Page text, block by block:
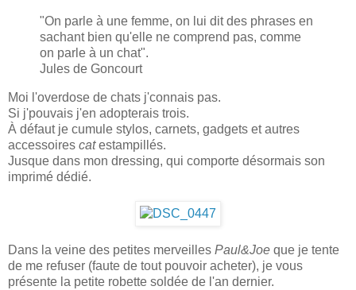
"On parle à une femme, on lui dit des phrases en
sachant bien qu'elle ne comprend pas, comme
on parle à un chat".
Jules de Goncourt
Moi l'overdose de chats j'connais pas.
Si j'pouvais j'en adopterais trois.
À défaut je cumule stylos, carnets, gadgets et autres
accessoires catestampillés.
Jusque dans mon dressing, qui comporte désormais son
imprimé dédié.
Dans la veine des petites merveilles Paul&Joe que je tente
de me refuser (faute de tout pouvoir acheter), je vous
présente la petite robette soldée de l'an dernier.